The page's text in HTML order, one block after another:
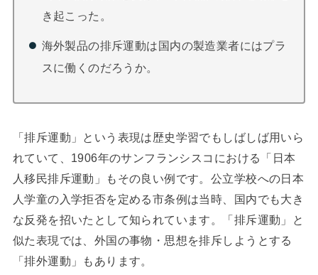
き起こった。
海外製品の排斥運動は国内の製造業者にはプラ
スに働くのだろうか。
「排斥運動」という表現は歴史学習でもしばしば用いら
れていて、1906年のサンフランシスコにおける「日本
人移民排斥運動」もその良い例です。公立学校への日本
人学童の入学拒否を定める市条例は当時、国内でも大き
な反発を招いたとして知られています。「排斥運動」と
似た表現では、外国の事物・思想を排斥しようとする
「排外運動」もあります。